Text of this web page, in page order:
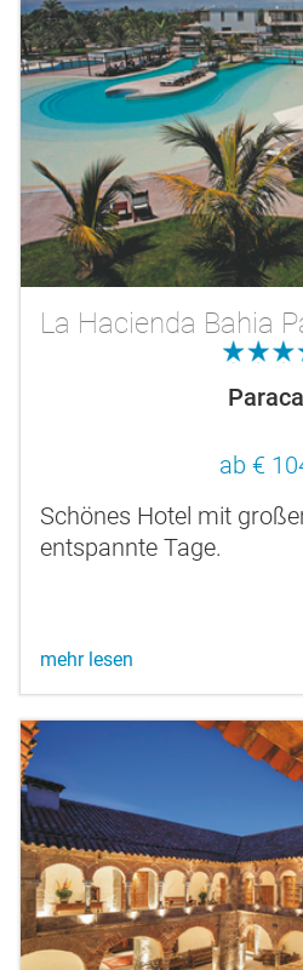
La Hacienda Bahia
4.0
ab €
Schönes Hotel mit
entspannte Tage.
mehr lesen